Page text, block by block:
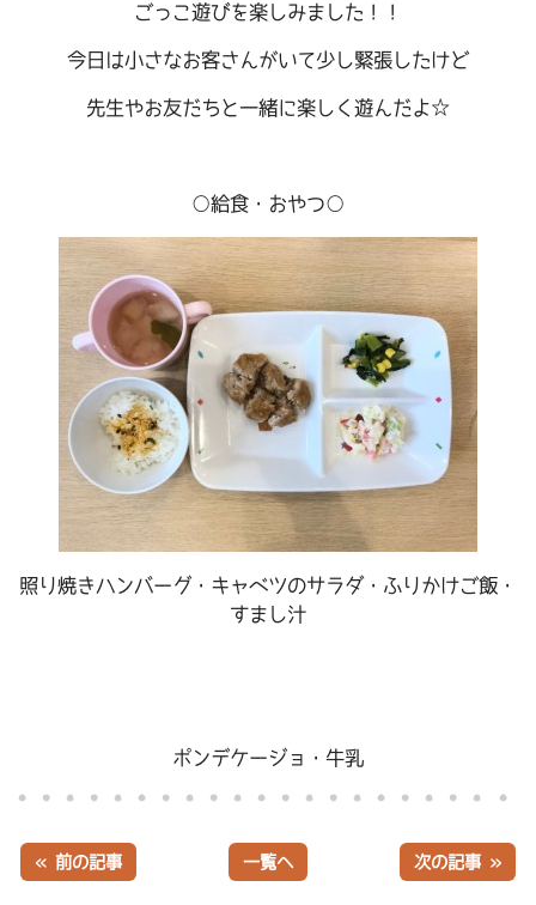
ごっこ遊びを楽しみました！！
今日は小さなお客さんがいて少し緊張したけど
先生やお友だちと一緒に楽しく遊んだよ☆
○給食・おやつ○
照り焼きハンバーグ・キャベツのサラダ・ふりかけご飯・
すまし汁
ポンデケージョ・牛乳
« 前の記事 一覧へ 次の記事 »